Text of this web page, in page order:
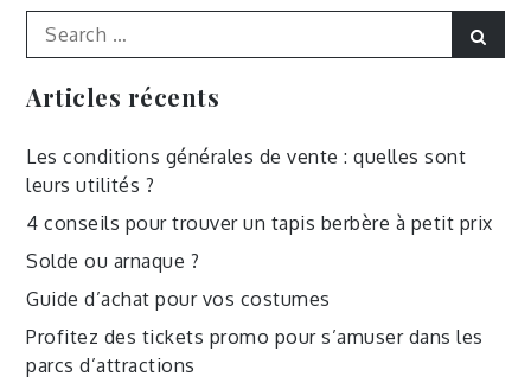
Search
for:
Articles récents
Les conditions générales de vente : quelles sont
leurs utilités ?
4 conseils pour trouver un tapis berbère à petit prix
Solde ou arnaque ?
Guide d’achat pour vos costumes
Profitez des tickets promo pour s’amuser dans les
parcs d’attractions